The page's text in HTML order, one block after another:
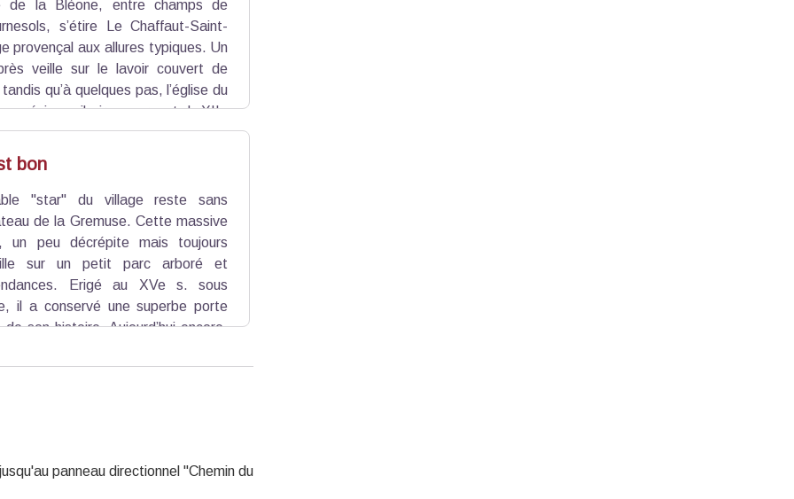
de la Bléone, entre champs de
s’étire Le Chaffaut-Saint-
provençal aux allures typiques. Un
veille sur le lavoir couvert de
qu’à quelques pas, l’église du
précieux ciboire en argent du XIIe
volets bleus et de granges en
Autour, de coquets pavillons
qui anime encore aujourd’hui
bon
"star" du village reste sans
de la Gremuse. Cette massive
un peu décrépite mais toujours
sur un petit parc arboré et
Erigé au XVe s. sous
il a conservé une superbe porte
son histoire. Aujourd’hui encore,
passionnés de patrimoine auront
panneau directionnel "Chemin du